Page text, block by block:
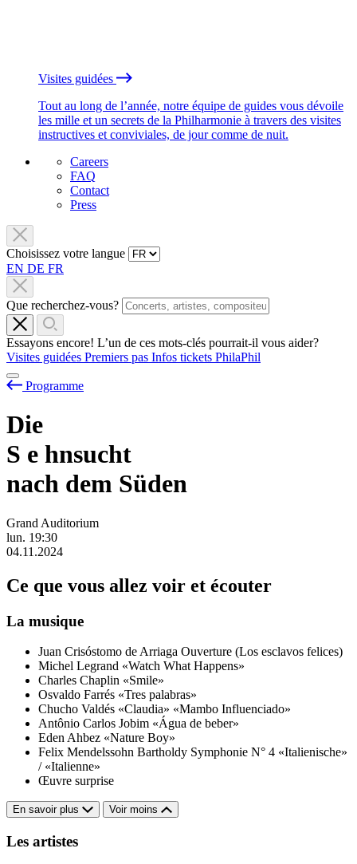
Visites guidées
Tout au long de l’année, notre équipe de guides vous dévoile
les mille et un secrets de la Philharmonie à travers des visites
instructives et conviviales, de jour comme de nuit.
Careers
FAQ
Contact
Press
Choisissez votre langue
EN DE FR
Que recherchez-vous?
Essayons encore! L’un de ces mots-clés pourrait-il vous aider?
Visites guidées Premiers pas Infos tickets PhilaPhil
Programme
Die
S e hnsucht
nach dem Süden
Grand Auditorium
lun. 19:30
04.11.2024
Ce que vous allez voir et écouter
La musique
Juan Crisóstomo de Arriaga Ouverture (Los esclavos felices)
Michel Legrand «Watch What Happens»
Charles Chaplin «Smile»
Osvaldo Farrés «Tres palabras»
Chucho Valdés «Claudia» «Mambo Influenciado»
Antônio Carlos Jobim «Água de beber»
Eden Ahbez «Nature Boy»
Felix Mendelssohn Bartholdy Symphonie N° 4 «Italienische»
/ «Italienne»
Œuvre surprise
En savoir plus Voir moins
Les artistes